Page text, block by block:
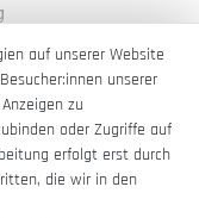
auf unserer Website
unserer
zu
oder Zugriffe auf
erfolgt erst durch
die wir in den